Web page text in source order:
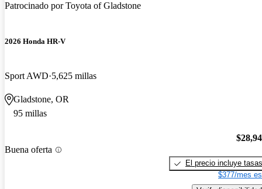
Patrocinado porToyota of Gladstone
2026 Honda HR-V
Sport AWD 5,625 millas
Gladstone, OR
95 millas
Buena oferta
El precio incluye tasas
$377/mes